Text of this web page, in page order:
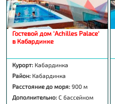
Гостевой дом 'Achilles Palace'
в Кабардинке
Курорт: Кабардинка
Район: Кабардинка
Расстояние до моря: 900 м
Дополнительно: С бассейном